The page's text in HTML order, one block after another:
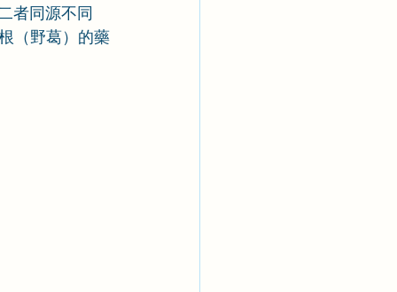
者同源不同
（野葛）的藥